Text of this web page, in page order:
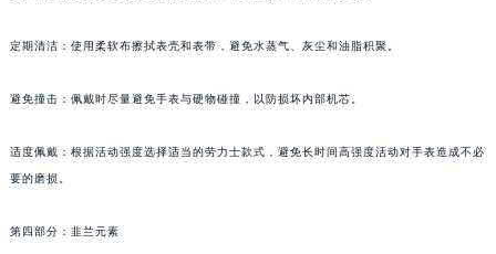
定期清洁：使用柔软布擦拭表壳和表带，避免水蒸气、灰尘和油脂积聚。
避免撞击：佩戴时尽量避免手表与硬物碰撞，以防损坏内部机芯。
适度佩戴：根据活动强度选择适当的劳力士款式，避免长时间高强度活动对手表造成不必
要的磨损。
第四部分：韭兰元素